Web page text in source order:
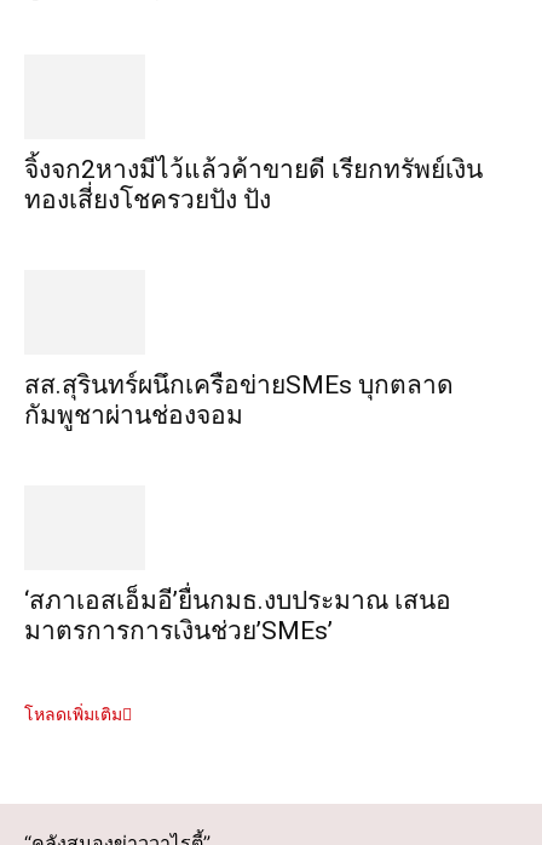
จิ้งจก​2​หาง​มีไว้แล้ว​ค้าขาย​ดี​ เรียก​ทรัพย์เงิน
ทอง​เสี่ยงโชค​รวยปัง​ ปัง​
สส.สุรินทร์ผนึกเครือข่ายSMEs บุกตลาด
กัมพูชาผ่านช่องจอม
‘สภาเอสเอ็มอี’ยื่นกมธ.งบประมาณ เสนอ
มาตรการการเงินช่วย’SMEs’
โหลดเพิ่มเติม